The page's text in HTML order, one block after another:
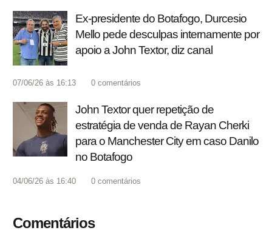
Ex-presidente do Botafogo, Durcesio
Mello pede desculpas internamente por
apoio a John Textor, diz canal
07/06/26 às 16:13 0 comentários
John Textor quer repetição de
estratégia de venda de Rayan Cherki
para o Manchester City em caso Danilo
no Botafogo
04/06/26 às 16:40 0 comentários
Comentários